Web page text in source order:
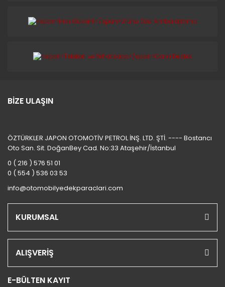
BİZE ULAŞIN
ÖZTÜRKLER JAPON OTOMOTİV PETROL İNŞ. LTD. ŞTİ. ---- Bostancı
Oto San. Sit. DoğanBey Cad. No:33 Ataşehir/İstanbul
0 ( 216 ) 576 51 01
0 ( 554 ) 536 03 53
info@otomobilyedekparaclari.com
KURUMSAL
ALIŞVERİŞ
E-BÜLTEN KAYIT